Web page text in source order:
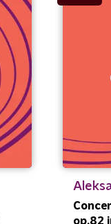
op.82